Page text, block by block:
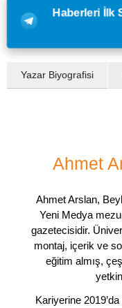
Haberleri İlk
Yazar Biyografisi
Ahmet
Ahmet Arslan,
Yeni Medya
gazetecisidir.
montaj, içerik ve
eğitim almış,
Kariyerine